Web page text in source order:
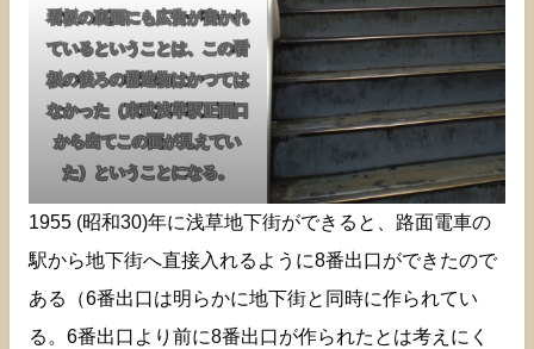
看板の裏面にも広告が書かれ
ているということは、この看
板の後ろの構造物はかつては
なかった（東武浅草駅正面口
から出てこの面が見えてい
た）ということになる。
1955 (昭和30)年に浅草地下街ができると、路面電車の
駅から地下街へ直接入れるように8番出口ができたので
ある（6番出口は明らかに地下街と同時に作られてい
る。6番出口より前に8番出口が作られたとは考えにく